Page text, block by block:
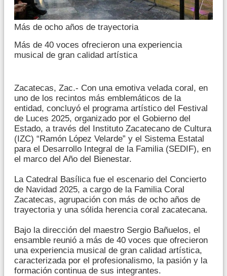
Más de ocho años de trayectoria
Más de 40 voces ofrecieron una experiencia
musical de gran calidad artística
Zacatecas, Zac.- Con una emotiva velada coral, en
uno de los recintos más emblemáticos de la
entidad, concluyó el programa artístico del Festival
de Luces 2025, organizado por el Gobierno del
Estado, a través del Instituto Zacatecano de Cultura
(IZC) “Ramón López Velarde” y el Sistema Estatal
para el Desarrollo Integral de la Familia (SEDIF), en
el marco del Año del Bienestar.
La Catedral Basílica fue el escenario del Concierto
de Navidad 2025, a cargo de la Familia Coral
Zacatecas, agrupación con más de ocho años de
trayectoria y una sólida herencia coral zacatecana.
Bajo la dirección del maestro Sergio Bañuelos, el
ensamble reunió a más de 40 voces que ofrecieron
una experiencia musical de gran calidad artística,
caracterizada por el profesionalismo, la pasión y la
formación continua de sus integrantes.